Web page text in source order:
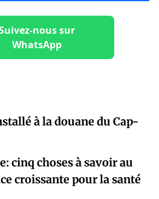
nous sur
WhatsApp
à la douane du Cap-
cinq choses à savoir au
croissante pour la santé